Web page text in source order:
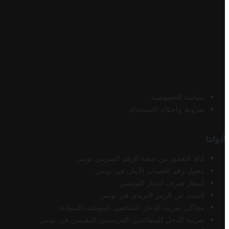
سياسة الخصوصية
شروط وأحكام الاستخدام
أدواتنا
أداة التحقق من صحة الرقم الضريبي تونس
محول رقم الحساب الآيبان في تونس
أسعار صرف الدينار التونسي
البحث عن الرمز البريدي في تونس
محاكي ضريبة الدخل الشخصي للموظف/المتقاعد
ضريبة الدخل للمتقاعدين الفرنسيين المقيمين في تونس